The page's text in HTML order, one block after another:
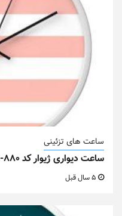
ساعت های تزئینی
ساعت دیواری ژیوار کد Zh-880